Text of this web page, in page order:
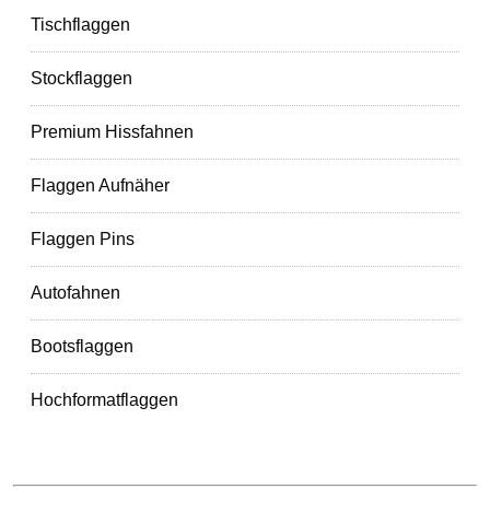
Tischflaggen
Stockflaggen
Premium Hissfahnen
Flaggen Aufnäher
Flaggen Pins
Autofahnen
Bootsflaggen
Hochformatflaggen